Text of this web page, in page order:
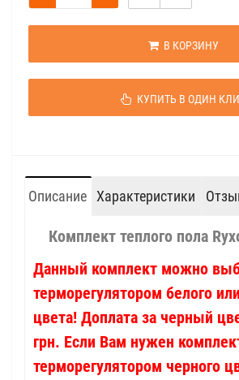
В КОРЗИНУ
КУПИТЬ В ОДИН
Описание Характеристики
Комплект теплого пола
Данный комплект можно
терморегулятором белого
цвета! Доплата за черный
грн. Если Вам нужен
терморегулятором черного